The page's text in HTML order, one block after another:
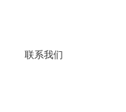
联系我们